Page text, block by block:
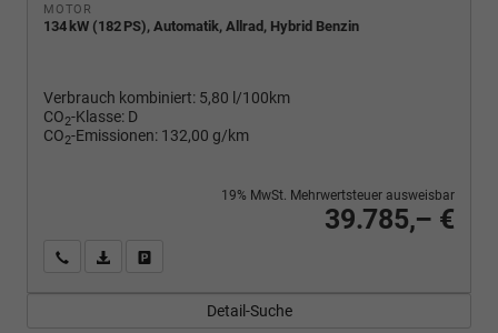
MOTOR
134 kW (182 PS), Automatik, Allrad, Hybrid Benzin
Verbrauch kombiniert: 5,80 l/100km
CO2-Klasse: D
CO2-Emissionen: 132,00 g/km
39.785,– €
19% MwSt. Mehrwertsteuer ausweisbar
Wir rufen Sie anPDF-Fahrzeugexposé drucken
Detail-Suche